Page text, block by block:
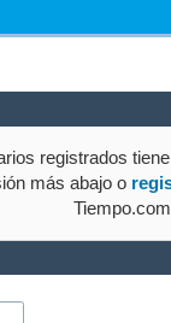
registrados
más abajo o
Tiempo.com